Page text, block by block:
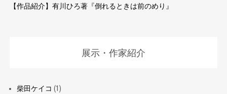
【作品紹介】有川ひろ著『倒れるときは前のめり』
展示・作家紹介
柴田ケイコ (1)